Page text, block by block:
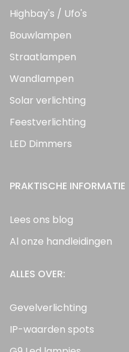
Highbay's / Ufo's
Bouwlampen
Straatlampen
Wandlampen
Solar verlichting
Feestverlichting
LED Dimmers
PRAKTISCHE INFORMATIE
Lees ons blog
Al onze handleidingen
ALLES OVER:
Gevelverlichting
IP-waarden spots